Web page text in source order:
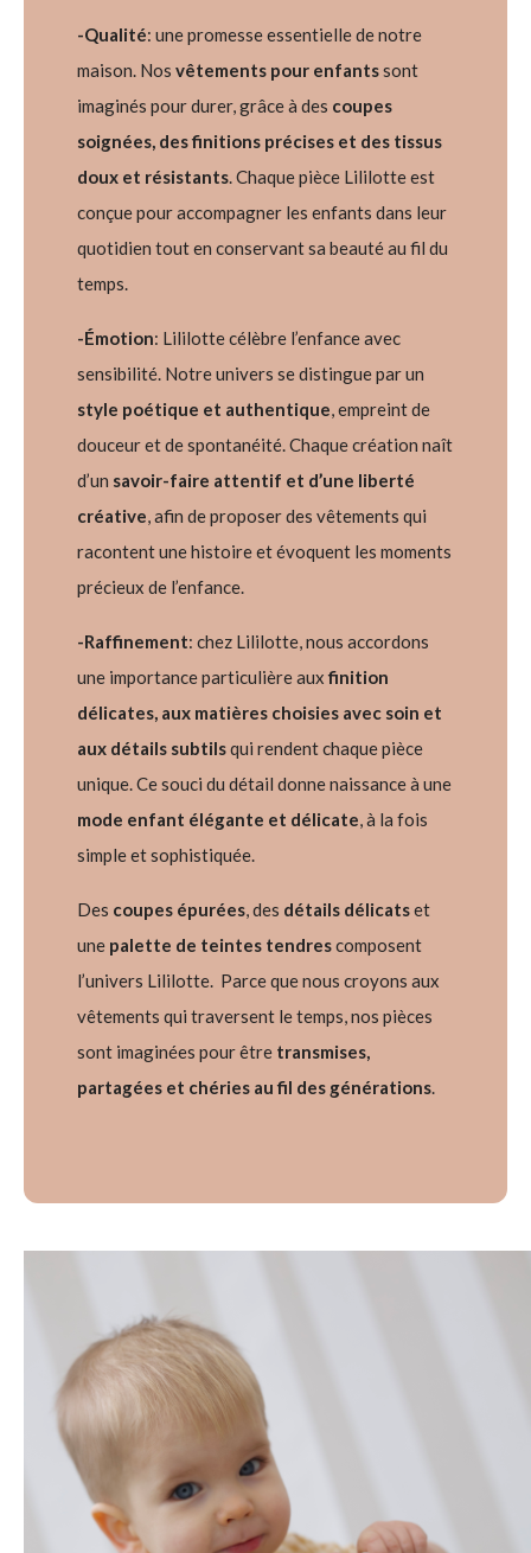
-Qualité: une promesse essentielle de notre
maison. Nos vêtements pour enfantssont
imaginés pour durer, grâce à des coupes
soignées, des finitions précises et des tissus
doux et résistants. Chaque pièce Lililotte est
conçue pour accompagner les enfants dans leur
quotidien tout en conservant sa beauté au fil du
temps.
-Émotion: Lililotte célèbre l’enfance avec
sensibilité. Notre univers se distingue par un
style poétique et authentique, empreint de
douceur et de spontanéité. Chaque création naît
d’un savoir-faire attentif et d’une liberté
créative, afin de proposer des vêtements qui
racontent une histoire et évoquent les moments
précieux de l’enfance.
-Raffinement: chez Lililotte, nous accordons
une importance particulière auxfinition
délicates, aux matières choisies avec soin et
aux détails subtilsqui rendent chaque pièce
unique. Ce souci du détail donne naissance à une
mode enfant élégante et délicate, à la fois
simple et sophistiquée.
Des coupes épurées, des détails délicatset
une palette de teintes tendrescomposent
l’univers Lililotte. Parce que nous croyons aux
vêtements qui traversent le temps, nos pièces
sont imaginées pour être transmises,
partagées et chéries au fil des générations.